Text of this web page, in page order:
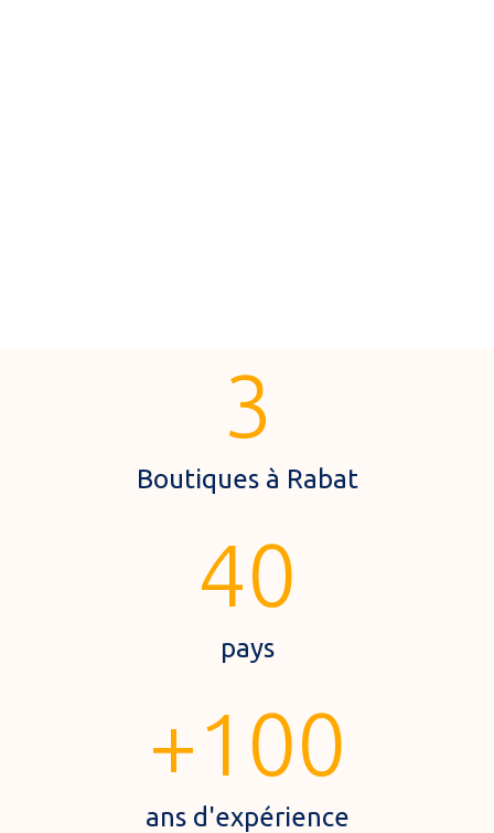
3
Boutiques à Rabat
40
pays
+100
ans d'expérience